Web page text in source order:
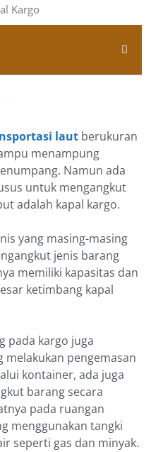
laut berukuran
menampung
Namun ada
untuk mengangkut
adalah kapal kargo.
yang masing-masing
jenis barang
memiliki kapasitas dan
ketimbang kapal
pada kargo juga
melakukan pengemasan
kontainer, ada juga
barang secara
pada ruangan
menggunakan tangki
seperti gas dan minyak.